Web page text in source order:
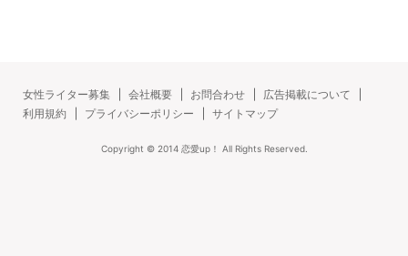
女性ライター募集 会社概要 お問合わせ
広告掲載について
利用規約
プライバシーポリシー サイトマップ
Copyright © 2014 恋愛up！ All Rights Reserved.